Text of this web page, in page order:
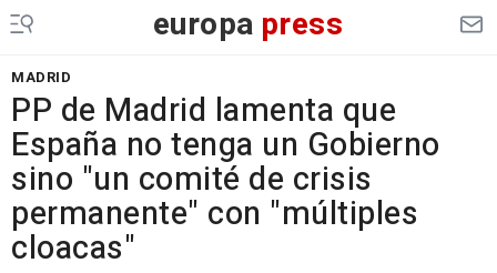
europa press
MADRID
PP de Madrid lamenta que
España no tenga un Gobierno
sino "un comité de crisis
permanente" con "múltiples
cloacas"